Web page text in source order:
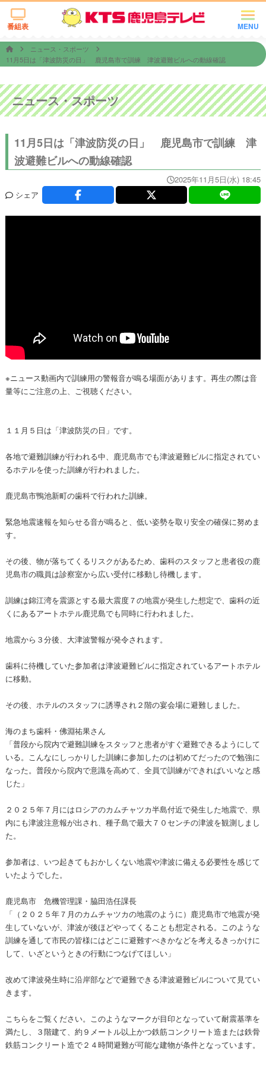
MENU
番組表
ニュース・スポーツ
11月5日は「津波防災の日」 鹿児島市で訓練 津波避難ビルへの動線確認
ニュース・スポーツ
11月5日は「津波防災の日」 鹿児島市で訓練 津
波避難ビルへの動線確認
2025年11月5日(水) 18:45
シェア
※ニュース動画内で訓練用の警報音が鳴る場面があります。再生の際は音
量等にご注意の上、ご視聴ください。
１１月５日は「津波防災の日」です。
各地で避難訓練が行われる中、鹿児島市でも津波避難ビルに指定されてい
るホテルを使った訓練が行われました。
鹿児島市鴨池新町の歯科で行われた訓練。
緊急地震速報を知らせる音が鳴ると、低い姿勢を取り安全の確保に努めま
す。
その後、物が落ちてくるリスクがあるため、歯科のスタッフと患者役の鹿
児島市の職員は診察室から広い受付に移動し待機します。
訓練は錦江湾を震源とする最大震度７の地震が発生した想定で、歯科の近
くにあるアートホテル鹿児島でも同時に行われました。
地震から３分後、大津波警報が発令されます。
歯科に待機していた参加者は津波避難ビルに指定されているアートホテル
に移動。
その後、ホテルのスタッフに誘導され２階の宴会場に避難しました。
海のまち歯科・佛淵祐果さん
「普段から院内で避難訓練をスタッフと患者がすぐ避難できるようにして
いる。こんなにしっかりした訓練に参加したのは初めてだったので勉強に
なった。普段から院内で意識を高めて、全員で訓練ができればいいなと感
じた」
２０２５年７月にはロシアのカムチャツカ半島付近で発生した地震で、県
内にも津波注意報が出され、種子島で最大７０センチの津波を観測しまし
た。
参加者は、いつ起きてもおかしくない地震や津波に備える必要性を感じて
いたようでした。
鹿児島市 危機管理課・脇田浩任課長
「（２０２５年７月のカムチャツカの地震のように）鹿児島市で地震が発
生していないが、津波が後ほどやってくることも想定される。このような
訓練を通して市民の皆様にはどこに避難すべきかなどを考えるきっかけに
して、いざというときの行動につなげてほしい」
改めて津波発生時に沿岸部などで避難できる津波避難ビルについて見てい
きます。
こちらをご覧ください。このようなマークが目印となっていて耐震基準を
満たし、３階建て、約９メートル以上かつ鉄筋コンクリート造または鉄骨
鉄筋コンクリート造で２４時間避難が可能な建物が条件となっています。